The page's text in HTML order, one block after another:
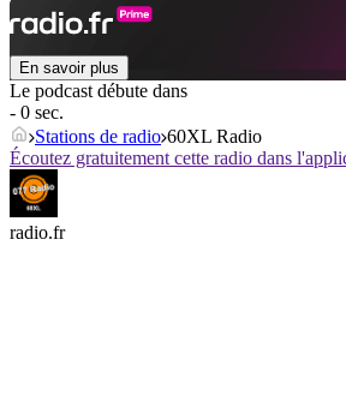
En savoir plus
Le podcast débute dans
- 0 sec.
Stations de radio 60XL Radio
Écoutez gratuitement cette radio dans
radio.fr